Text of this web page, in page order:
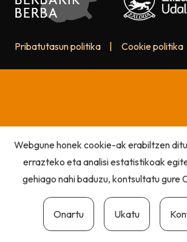
Pribatutasun politika Cookie politika
Webgune honek cookie-ak erabiltzen
errazteko eta analisi estatistikoak
gehiago nahi baduzu, kontsultatu gure
Onartu Ukatu